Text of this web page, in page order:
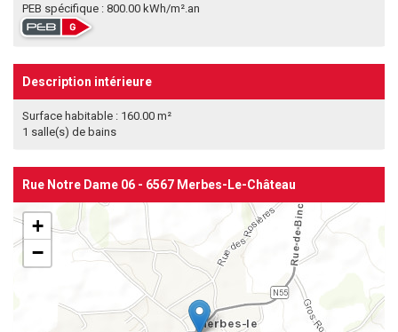
PEB spécifique : 800.00 kWh/m².an
Description intérieure
Surface habitable : 160.00 m²
1 salle(s) de bains
Rue Notre Dame 06 - 6567 Merbes-Le-Château
+
−